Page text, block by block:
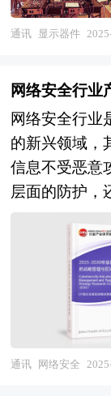
于快速发展阶
面板出货量快
LED和Micro
实现商业化应
示器件行业带
折叠特性，为
间。未来几
率、大尺寸
示技术如
LCD显示屏
信、人工智
展，显示器
领域的应用将
通讯 显示器件
网络安全行业
网络安全行业
的新兴领域，
信息不受恶意
层面的防护，
已成为保障
量。 区域产
容，是各级政
于区域发展
筑物的重要性
划有计划的基
通讯 网络安全